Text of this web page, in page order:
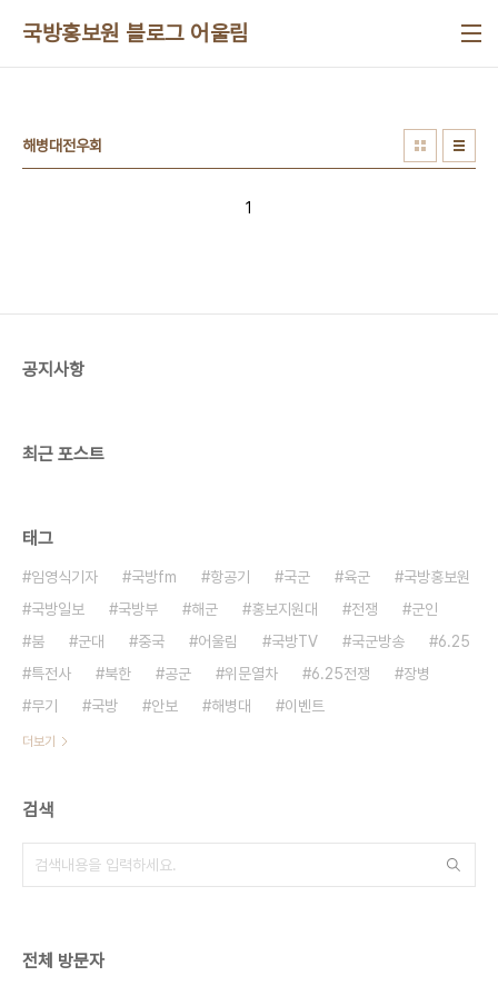
국방홍보원 블로그 어울림
해병대전우회
1
공지사항
최근 포스트
태그
임영식기자 국방fm 항공기 국군 육군
국방홍보원
국방일보
국방부 해군 홍보지원대 전쟁
군인
붐
군대 중국 어울림 국방TV 국군방송
6.25
특전사
북한 공군 위문열차 6.25전쟁
장병
무기
국방 안보 해병대 이벤트
더보기
검색
전체 방문자